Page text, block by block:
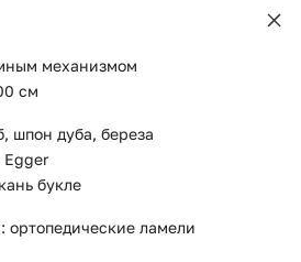
механизмом
см
шпон дуба, береза
Egger
букле
ортопедические ламели